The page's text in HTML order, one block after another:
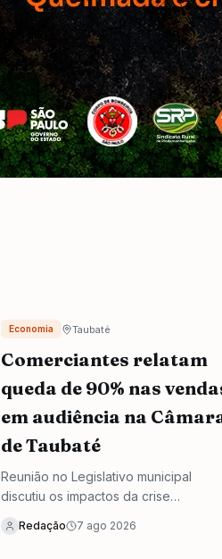
Economia Taubaté
Comerciantes relatam
queda de 90% nas
em audiência na
de Taubaté
Reunião no Legislativo municipal
discutiu os impactos da crise
econômica no setor varejista da
cidade e buscou alternativas para
Redação 7 ago 2026